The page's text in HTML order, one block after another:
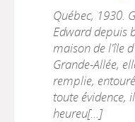
Québec, 1930.
Edward depuis
maison de l'île
Grande-Allée,
remplie,
toute évidence,
heureu[...]